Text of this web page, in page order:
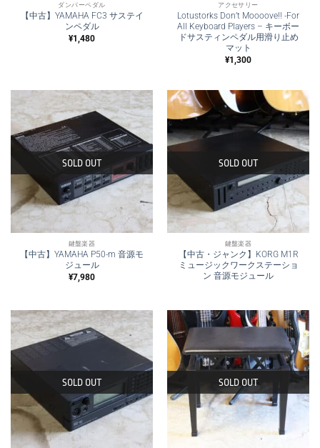
ダンパーペダル
【中古】YAMAHA FC3 サステイ
ンペダル
¥1,480
アクセサリー
Lotustorks Don’t Moooove!! -For
All Keyboard Players – キーボー
ドサスティンペダル用滑り止め
マット
¥1,300
SOLD OUT
鍵盤楽器
【中古】YAMAHA P50-m 音源モ
ジュール
¥7,980
SOLD OUT
鍵盤楽器
【中古・ジャンク】KORG M1R
ミュージックワークステーショ
ン 音源モジュール
SOLD OUT SOLD OUT